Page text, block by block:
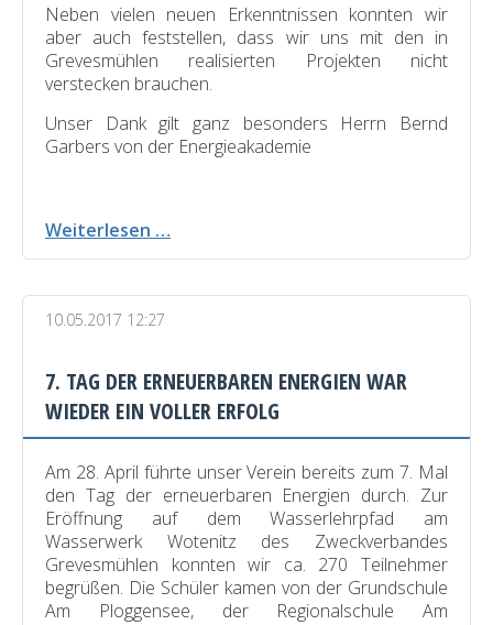
Neben vielen neuen Erkenntnissen konnten wir
aber auch feststellen, dass wir uns mit den in
Grevesmühlen realisierten Projekten nicht
verstecken brauchen.
Unser Dank gilt ganz besonders Herrn Bernd
Garbers von der Energieakademie
Weiterlesen …
Insel
10.05.2017 12:27
7. TAG DER ERNEUERBAREN ENERGIEN WAR
WIEDER EIN VOLLER ERFOLG
Am 28. April führte unser Verein bereits zum 7. Mal
den Tag der erneuerbaren Energien durch. Zur
Eröffnung auf dem Wasserlehrpfad am
Wasserwerk Wotenitz des Zweckverbandes
Grevesmühlen konnten wir ca. 270 Teilnehmer
begrüßen. Die Schüler kamen von der Grundschule
Am Ploggensee, der Regionalschule Am